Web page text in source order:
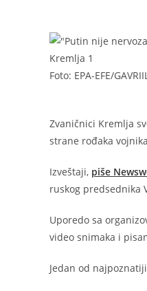
Foto: EPA-EFE/
Zvaničnici Kremlja
strane rođaka
Izveštaji, piše
ruskog predsednika
Uporedo sa
video snimaka i
Jedan od